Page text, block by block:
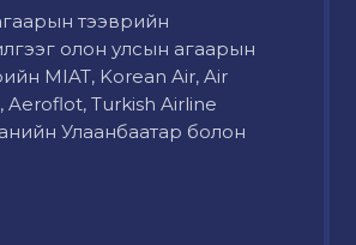
тээврийн
олон улсын агаарын
MIAT, Korean Air, Air
Aeroflot, Turkish Airline
Улаанбаатар болон